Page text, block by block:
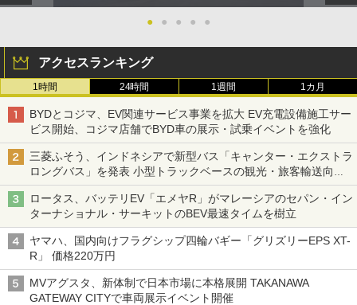
● ● ● ● ●
アクセスランキング
1時間 24時間 1週間 1カ月
BYDとコジマ、EV関連サービス事業を拡大 EV充電設備施工サー
ビス開始、コジマ店舗でBYD車の展示・試乗イベントを強化
三菱ふそう、インドネシアで新型バス「キャンター・エクストラ
ロングバス」を発表 小型トラックベースの観光・旅客輸送向け
バス
ロータス、バッテリEV「エメヤR」がマレーシアのセパン・イン
ターナショナル・サーキットのBEV最速タイムを樹立
ヤマハ、国内向けフラグシップ四輪バギー「グリズリーEPS XT-
R」 価格220万円
MVアグスタ、新体制で日本市場に本格展開 TAKANAWA
GATEWAY CITYで車両展示イベント開催